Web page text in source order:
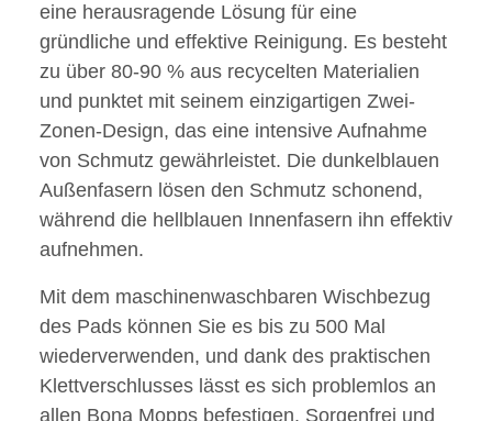
eine herausragende Lösung für eine
gründliche und effektive Reinigung. Es besteht
zu über 80-90 % aus recycelten Materialien
und punktet mit seinem einzigartigen Zwei-
Zonen-Design, das eine intensive Aufnahme
von Schmutz gewährleistet. Die dunkelblauen
Außenfasern lösen den Schmutz schonend,
während die hellblauen Innenfasern ihn effektiv
aufnehmen.
Mit dem maschinenwaschbaren Wischbezug
des Pads können Sie es bis zu 500 Mal
wiederverwenden, und dank des praktischen
Klettverschlusses lässt es sich problemlos an
allen Bona Mopps befestigen. Sorgenfrei und